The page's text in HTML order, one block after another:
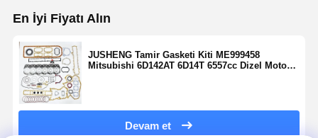
En İyi Fiyatı Alın
JUSHENG Tamir Gasketi Kiti ME999458
Mitsubishi 6D142AT 6D14T 6557cc Dizel Motorlu
Devam et